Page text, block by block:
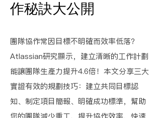
作秘訣大公開
團隊協作常因目標不明確而效率低落？
Atlassian研究顯示，建立清晰的工作計劃
能讓團隊生產力提升4.6倍！本文分享三大
實證有效的規劃技巧：建立共同目標認
知、制定項目簡報、明確成功標準，幫助